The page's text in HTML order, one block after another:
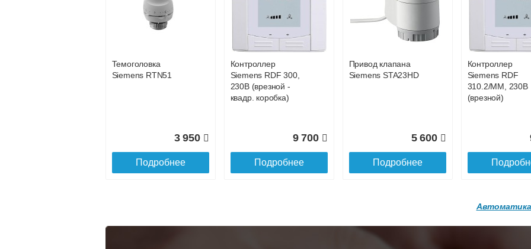
34 891 36 818
Подробнее
38 752
Подробнее
ITT.080.200.1200 с
решеткой
GRILL.SGA-20-
решеткой
GRILL.SGA-20-600
Подробнее
ITT.080.200.1200 с
решеткой
GRILL.SGA-20-
28 142
решеткой
GRILL.SGW-20-
1200 венге
Конвектор
Конвектор
Конвектор
ITT.080.200.1200 с
Конвектор
Темоголовка
Siemens RTN51
3 950
Подробнее
Контроллер
Siemens RDF 300,
230В (врезной -
квадр. коробка)
9 700
Подробнее
Привод клапана
Siemens STA23HD
5 600
Подробнее
Контроллер
Siemens RDF
310.2/MM, 230В
(врезной)